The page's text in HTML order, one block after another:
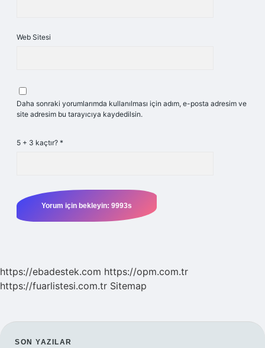
Web Sitesi
Daha sonraki yorumlarımda kullanılması için adım, e-posta adresim ve
site adresim bu tarayıcıya kaydedilsin.
5 + 3 kaçtır? *
https://ebadestek.com https://opm.com.tr
https://fuarlistesi.com.tr Sitemap
SON YAZILAR